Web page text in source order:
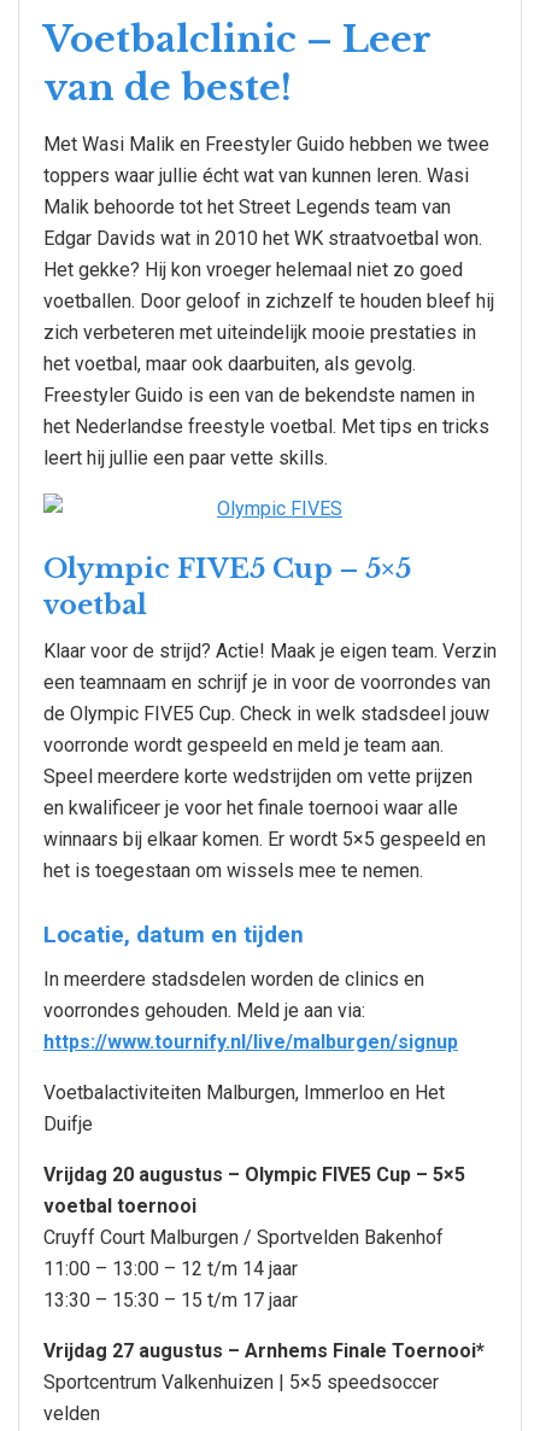
Voetbalclinic – Leer
van de beste!
Met Wasi Malik en Freestyler Guido hebben we twee
toppers waar jullie écht wat van kunnen leren. Wasi
Malik behoorde tot het Street Legends team van
Edgar Davids wat in 2010 het WK straatvoetbal won.
Het gekke? Hij kon vroeger helemaal niet zo goed
voetballen. Door geloof in zichzelf te houden bleef hij
zich verbeteren met uiteindelijk mooie prestaties in
het voetbal, maar ook daarbuiten, als gevolg.
Freestyler Guido is een van de bekendste namen in
het Nederlandse freestyle voetbal. Met tips en tricks
leert hij jullie een paar vette skills.
Olympic FIVE5 Cup – 5×5
voetbal
Klaar voor de strijd? Actie! Maak je eigen team. Verzin
een teamnaam en schrijf je in voor de voorrondes van
de Olympic FIVE5 Cup. Check in welk stadsdeel jouw
voorronde wordt gespeeld en meld je team aan.
Speel meerdere korte wedstrijden om vette prijzen
en kwalificeer je voor het finale toernooi waar alle
winnaars bij elkaar komen. Er wordt 5×5 gespeeld en
het is toegestaan om wissels mee te nemen.
Locatie, datum en tijden
In meerdere stadsdelen worden de clinics en
voorrondes gehouden. Meld je aan via:
https://www.tournify.nl/live/malburgen/signup
Voetbalactiviteiten Malburgen, Immerloo en Het
Duifje
Vrijdag 20 augustus – Olympic FIVE5 Cup – 5×5
voetbal toernooi
Cruyff Court Malburgen / Sportvelden Bakenhof
11:00 – 13:00 – 12 t/m 14 jaar
13:30 – 15:30 – 15 t/m 17 jaar
Vrijdag 27 augustus – Arnhems Finale Toernooi*
Sportcentrum Valkenhuizen | 5×5 speedsoccer
velden